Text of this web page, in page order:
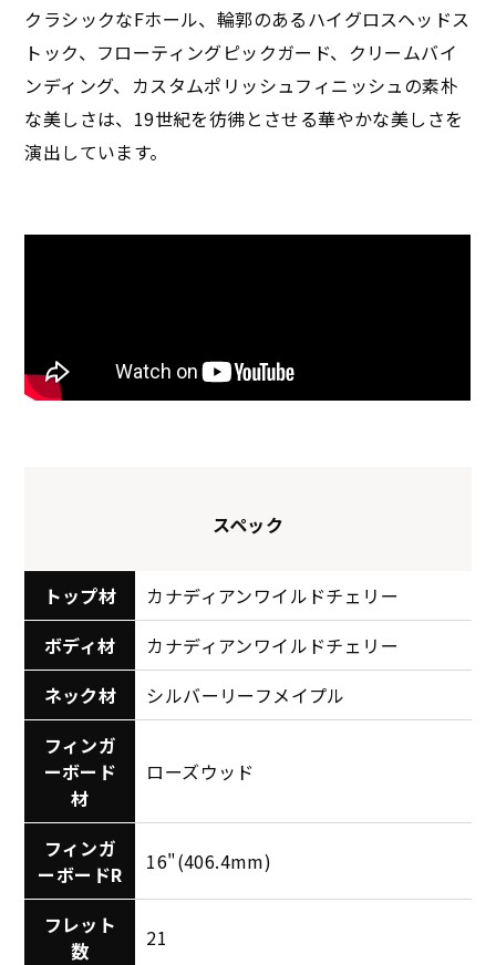
クラシックなFホール、輪郭のあるハイグロスヘッドス
トック、フローティングピックガード、クリームバイ
ンディング、カスタムポリッシュフィニッシュの素朴
な美しさは、19世紀を彷彿とさせる華やかな美しさを
演出しています。
スペック
トップ材
カナディアンワイルドチェリー
ボディ材
カナディアンワイルドチェリー
ネック材
シルバーリーフメイプル
フィンガ
ーボード
材
ローズウッド
フィンガ
ーボードR
16"(406.4mm)
フレット
数
21